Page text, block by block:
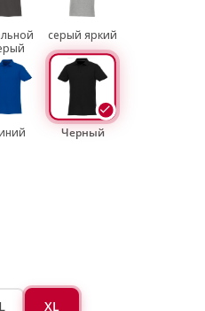
серый яркий
Черный
L XL